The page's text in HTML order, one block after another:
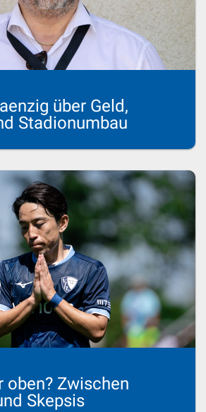
über Geld,
Stadionumbau
oben? Zwischen
Skepsis